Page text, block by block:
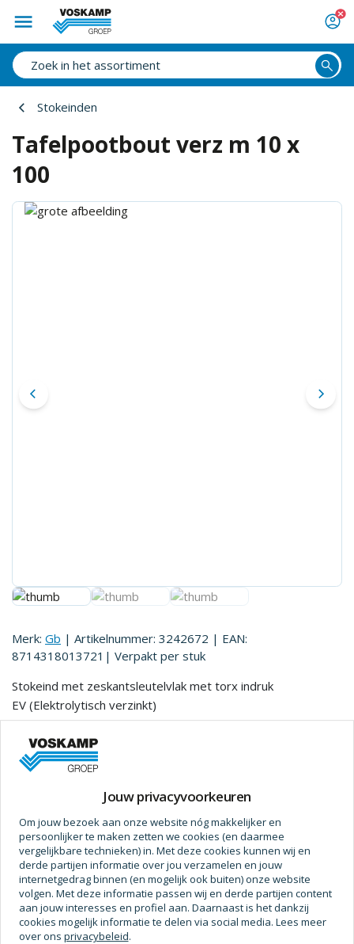
Stokeinden
Tafelpootbout verz m 10 x
100
Merk: Gb | Artikelnummer: 3242672 | EAN:
8714318013721 | Verpakt per stuk
Stokeind met zeskantsleutelvlak met torx indruk
EV (Elektrolytisch verzinkt)
Prijs op aanvraag
Specificaties
Afmetingen
Diameter (mm) 8,9
Gewicht (Kg)
Jouw privacyvoorkeuren
Om jouw bezoek aan onze website nóg makkelijker en
persoonlijker te maken zetten we cookies (en daarmee
vergelijkbare technieken) in. Met deze cookies kunnen wij en
derde partijen informatie over jou verzamelen en jouw
internetgedrag binnen (en mogelijk ook buiten) onze website
volgen. Met deze informatie passen wij en derde partijen content
aan jouw interesses en profiel aan. Daarnaast is het dankzij
cookies mogelijk informatie te delen via social media. Lees meer
over ons privacybeleid.